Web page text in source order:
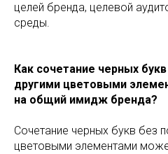
целей бренда, целевой
среды.
Как сочетание черных
другими цветовыми
на общий имидж бренда?
Сочетание черных букв без
цветовыми элементами